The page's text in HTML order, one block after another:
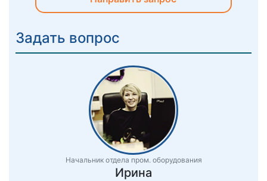
Задать вопрос
Начальник отдела пром. оборудования
Ирина